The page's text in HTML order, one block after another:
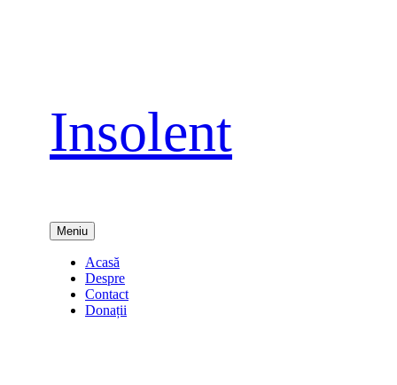
Insolent
Meniu
Acasă
Despre
Contact
Donații